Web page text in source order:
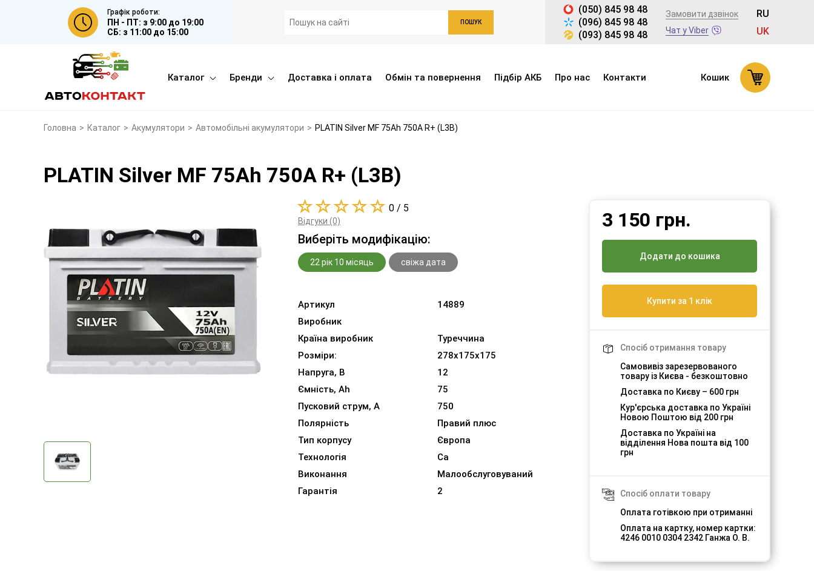
Графік роботи:
ПН - ПТ: з 9:00 до 19:00
СБ: з 11:00 до 15:00
ПОШУК
(050) 845 98 48
(096) 845 98 48
(093) 845 98 48
Замовити дзвінок
Чат у Viber
RU
UK
Каталог Бренди Доставка і оплата Обмін та повернення Підбір АКБ Про нас Контакти Кошик
Головна > Каталог > Акумулятори > Автомобільні акумулятори > PLATIN Silver MF 75Ah 750A R+ (L3B)
PLATIN Silver MF 75Ah 750A R+ (L3B)
0 / 5
Відгуки (0)
Виберіть модифікацію:
22 рік 10 місяць свіжа дата
Артикул
14889
Виробник
Країна виробник
Туреччина
Розміри:
278x175x175
Напруга, В
12
Ємність, Ah
75
Пусковий струм, A
750
Полярність
Правий плюс
Тип корпусу
Європа
Технологія
Ca
Виконання
Малообслуговуваний
Гарантія
2
3 150 грн.
Додати до кошика
Купити за 1 клік
Спосіб отримання товару
Самовивіз зарезервованого
товару із Києва - безкоштовно
Доставка по Києву – 600 грн
Кур'єрська доставка по Україні
Новою Поштою від 200 грн
Доставка по Україні на
відділення Нова пошта від 100
грн
Спосіб оплати товару
Оплата готівкою при отриманні
Оплата на картку, номер картки:
4246 0010 0304 2342 Ганжа О. В.